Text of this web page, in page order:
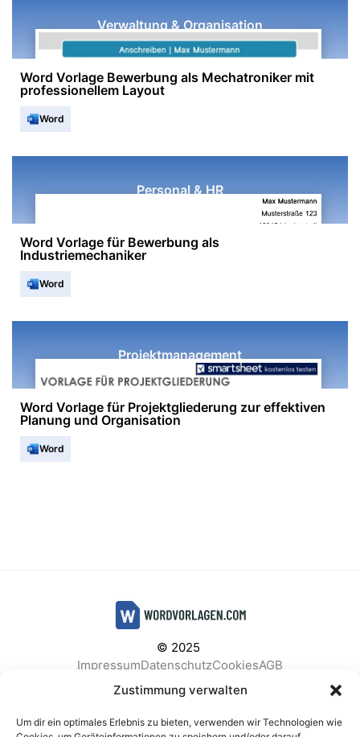
Zustimmung verwalten
Um dir ein optimales Erlebnis zu bieten, verwenden wir Technologien wie
Verwaltung & Organisation
Word Vorlage Bewerbung als Mechatroniker mit
professionellem Layout
Word
Personal & HR
Word Vorlage für Bewerbung als
Industriemechaniker
Word
Projektmanagement
Word Vorlage für Projektgliederung zur effektiven
Planung und Organisation
Word
© 2025
ImpressumDatenschutzCookiesAGB
Facebook
Instagram